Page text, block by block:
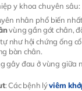
y khoa chuyên sâu:
nhân phổ biến
vùng gần gót chân,
như hội chứng ống
bàn chân.
gây đau ở vùng giữa
: Các bệnh lýviêm